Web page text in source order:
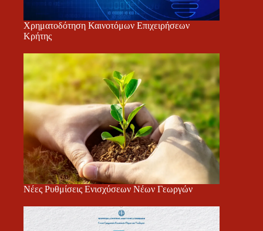
Χρηματοδότηση Καινοτόμων Επιχειρήσεων
Κρήτης
Νέες Ρυθμίσεις Ενισχύσεων Νέων Γεωργών